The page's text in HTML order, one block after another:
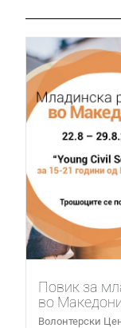
Повик за
во
Волонтерски